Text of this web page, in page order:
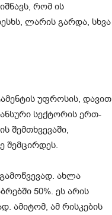
რომ ის
ლარის გარდა, სხვა
უფროსის, დავით
სექტორის ერთ-
შემთხვევაში,
შემცირდეს.
ახლა
50%. ეს არის
ამიტომ, ამ რისკების